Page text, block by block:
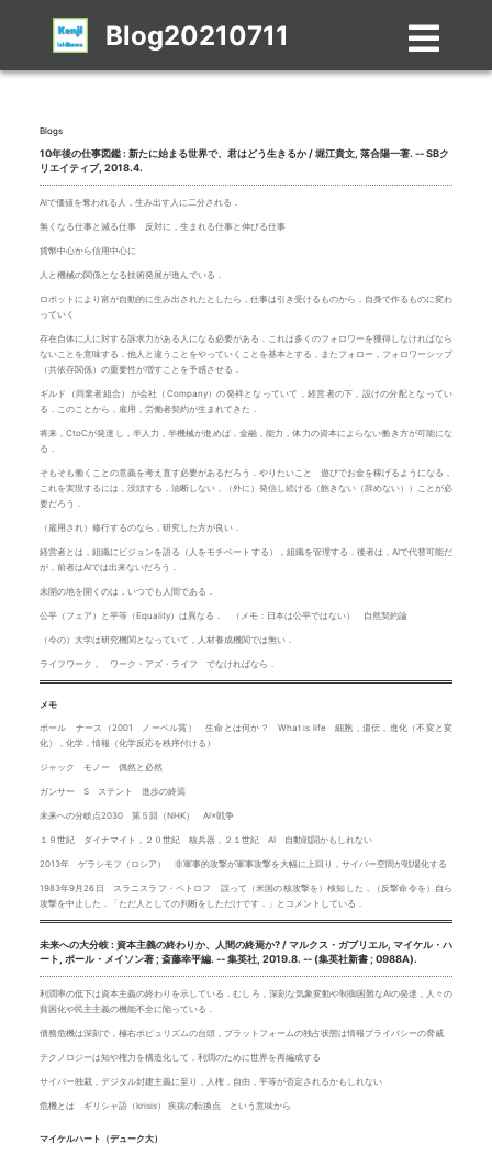
Blog20210711
Blogs
10年後の仕事図鑑 : 新たに始まる世界で、君はどう生きるか / 堀江貴文, 落合陽一著. -- SBク
リエイティブ, 2018.4.
AIで価値を奪われる人，生み出す人に二分される．
無くなる仕事と減る仕事 反対に，生まれる仕事と伸びる仕事
貨幣中心から信用中心に
人と機械の関係となる技術発展が進んでいる．
ロボットにより富が自動的に生み出されたとしたら，仕事は引き受けるものから，自身で作るものに変わ
っていく
存在自体に人に対する訴求力がある人になる必要がある．これは多くのフォロワーを獲得しなければなら
ないことを意味する．他人と違うことをやっていくことを基本とする，またフォロー，フォロワーシップ
（共依存関係）の重要性が増すことを予感させる．
ギルド（同業者組合）が会社（Company）の発祥となっていて，経営者の下，設けの分配となってい
る．このことから，雇用，労働者契約が生まれてきた．
将来，CtoCが発達し，半人力，半機械が進めば，金融，能力，体力の資本によらない働き方が可能にな
る．
そもそも働くことの意義を考え直す必要があるだろう．やりたいこと 遊びでお金を稼げるようになる，
これを実現するには，没頭する，油断しない，（外に）発信し続ける（飽きない（辞めない））ことが必
要だろう．
（雇用され）修行するのなら，研究した方が良い．
経営者とは，組織にビジョンを語る（人をモチベートする），組織を管理する．後者は，AIで代替可能だ
が，前者はAIでは出来ないだろう．
未開の地を開くのは，いつでも人間である．
公平（フェア）と平等（Equality）は異なる． （メモ：日本は公平ではない） 自然契約論
（今の）大学は研究機関となっていて，人材養成機関では無い．
ライフワーク， ワーク・アズ・ライフ でなければなら．
メモ
ポール ナース（2001 ノーベル賞） 生命とは何か？ What is life 細胞，遺伝，進化（不変と変
化），化学，情報（化学反応を秩序付ける）
ジャック モノー 偶然と必然
ガンサー S ステント 進歩の終焉
未来への分岐点2030 第５回（NHK） AI×戦争
１９世紀 ダイナマイト，２０世紀 核兵器，２１世紀 AI 自動戦闘かもしれない
2013年 ゲラシモフ（ロシア） 非軍事的攻撃が軍事攻撃を大幅に上回り，サイバー空間が戦場化する
1983年9月26日 スラニスラフ・ペトロフ 誤って（米国の核攻撃を）検知した，（反撃命令を）自ら
攻撃を中止した．「ただ人としての判断をしただけです．」とコメントしている．
未来への大分岐 : 資本主義の終わりか、人間の終焉か? / マルクス・ガブリエル, マイケル・ハ
ート, ポール・メイソン著 ; 斎藤幸平編. -- 集英社, 2019.8. -- (集英社新書 ; 0988A).
利潤率の低下は資本主義の終わりを示している．むしろ，深刻な気象変動や制御困難なAIの発達，人々の
貧困化や民主主義の機能不全に陥っている．
債務危機は深刻で，極右ポピュリズムの台頭，プラットフォームの独占状態は情報プライバシーの脅威
テクノロジーは知や権力を構造化して，利潤のために世界を再編成する
サイバー独裁，デジタル封建主義に至り，人権，自由，平等が否定されるかもしれない
危機とは ギリシャ語（krisis） 疾病の転換点 という意味から
マイケルハート（デューク大）